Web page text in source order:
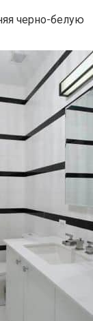
черно-белую